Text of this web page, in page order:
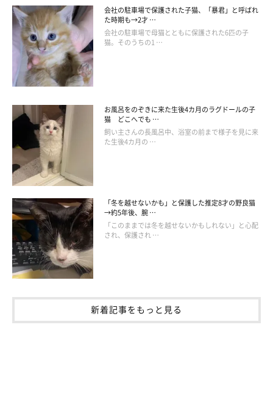
子猫時代のワサビちゃん。
@neko_neko0222
保護猫だったワサビちゃんとの出会いについて、飼い主さんは次
のように話しています。
飼い主さん：
「当時、小学生の娘が不登校になってしまったんです。家でひと
りにさせるわけにはいかず、私はやむなく勤めていた職場を退職
しました。
て、その中で『家の物置で野良猫が出産しました』という投稿を
見つけたんです。すぐに応募したところ、ご縁があってサビ柄の
ワサビが我が家に来ることに。
茶トラや黒猫など、ほかの子猫もいたそうですが、最終的に迎え
会社の駐車場で保護された子猫、「暴君」と呼ばれ
た時期も→2才 …
会社の駐車場で母猫とともに保護された6匹の子
猫。そのうちの1 …
お風呂をのぞきに来た生後4カ月のラグドールの子
猫 どこへでも …
飼い主さんの長風呂中、浴室の前まで様子を見に来
た生後4カ月の …
「冬を越せないかも」と保護した推定8才の野良猫
→約5年後、腕 …
「このままでは冬を越せないかもしれない」と心配
され、保護され …
新着記事をもっと見る